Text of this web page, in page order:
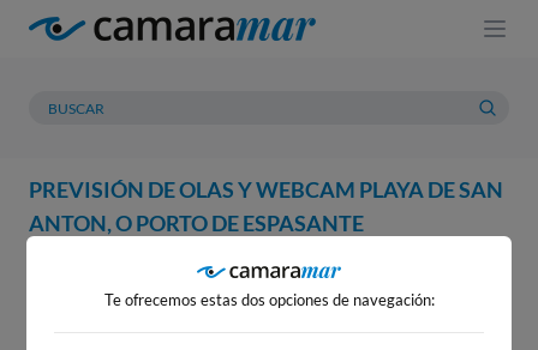
PREVISIÓN DE OLAS Y WEBCAM PLAYA DE SAN
ANTON, O PORTO DE ESPASANTE
PREVISIÓN METEOROLOGÍA
WEBCAM PLAYA DE SAN
Te ofrecemos estas dos opciones de navegación: